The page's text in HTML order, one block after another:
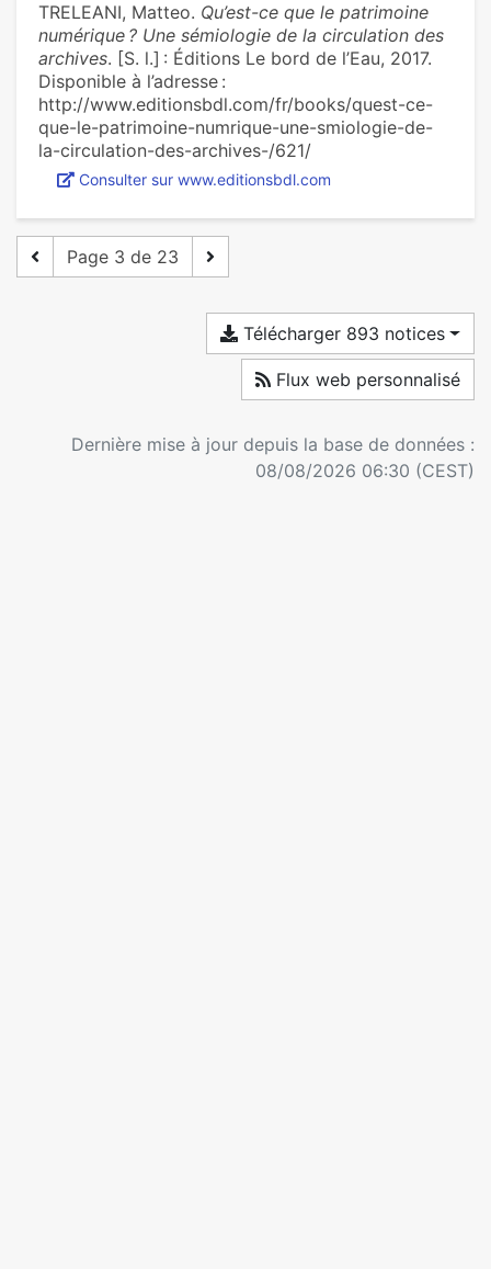
TRELEANI, Matteo. Qu’est-ce que le patrimoine
numérique ? Une sémiologie de la circulation des
archives. [S. l.] : Éditions Le bord de l’Eau, 2017.
Disponible à l’adresse :
http://www.editionsbdl.com/fr/books/quest-ce-
que-le-patrimoine-numrique-une-smiologie-de-
la-circulation-des-archives-/621/
Consulter sur www.editionsbdl.com
Page 3 de 23
Télécharger 893 notices
Flux web personnalisé
Dernière mise à jour depuis la base de données :
08/08/2026 06:30 (CEST)